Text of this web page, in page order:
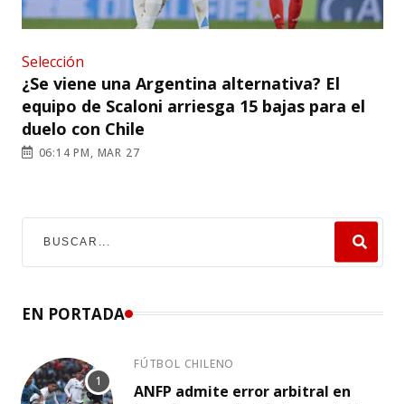
Selección
¿Se viene una Argentina alternativa? El
equipo de Scaloni arriesga 15 bajas para el
duelo con Chile
06:14 PM, MAR 27
EN PORTADA
FÚTBOL CHILENO
ANFP admite error arbitral en